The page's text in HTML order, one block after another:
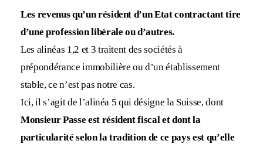
Les revenus qu’un résident d’un Etat contractant tire
d’une profession libérale ou d’autres.
Les alinéas 1,2 et 3 traitent des sociétés à
prépondérance immobilière ou d’un établissement
stable, ce n’est pas notre cas.
Ici, il s’agit de l’alinéa 5 qui désigne la Suisse, dont
Monsieur Passe est résident fiscal et dont la
particularité selon la tradition de ce pays est qu’elle